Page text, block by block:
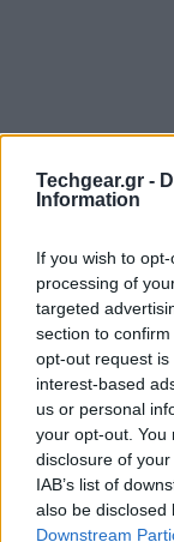
Techgear.gr -
Information
If you wish to
processing of
targeted
section to
opt-out request
interest-based
us or personal
your opt-out. You
disclosure of
IAB’s list of
also be disclosed
Downstream
Το δημοφιλές
iOS, Instagram,
επίσημη
την εξαγορά